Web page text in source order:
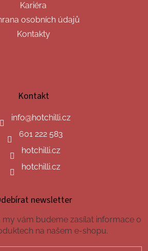
Kariéra
osobních údajů
Kontakty
Kontakt
info@hotchilli.cz
601 222 583
hotchilli.cz
hotchilli.cz
newsletter
vám budeme zasílat informace o
na našem e-shopu.